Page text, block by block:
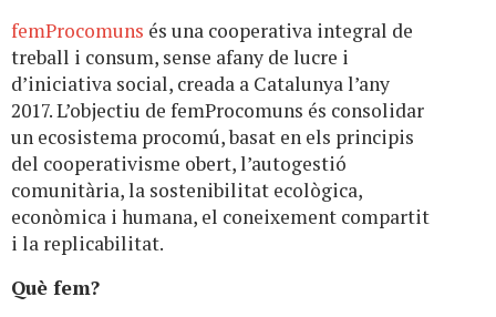
femProcomuns és una cooperativa integral de
treball i consum, sense afany de lucre i
d’iniciativa social, creada a Catalunya l’any
2017. L’objectiu de femProcomuns és consolidar
un ecosistema procomú, basat en els principis
del cooperativisme obert, l’autogestió
comunitària, la sostenibilitat ecològica,
econòmica i humana, el coneixement compartit
i la replicabilitat.
Què fem?